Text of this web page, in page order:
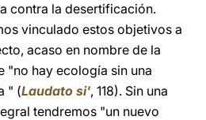
contra la desertificación.
vinculado estos objetivos a
acaso en nombre de la
"no hay ecología sin una
" (Laudato si', 118). Sin una
tendremos "un nuevo